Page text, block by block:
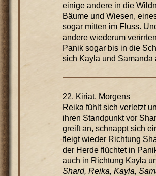
einige andere in die
Bäume und Wiesen,
sogar mitten im Fluss.
andere wiederum
Panik sogar bis in die
sich Kayla und Samanda
22. Kiriat, Morgens
Reika fühlt sich verletzt
ihren Standpunkt vor
greift an, schnappt sich
fleigt wieder Richtung
der Herde flüchtet in
auch in Richtung Kayla
Shard, Reika, Kayla,